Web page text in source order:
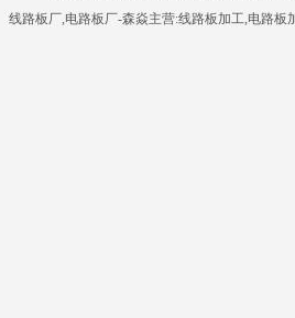
线路板厂,电路板厂-森焱主营:线路板加工,电路板